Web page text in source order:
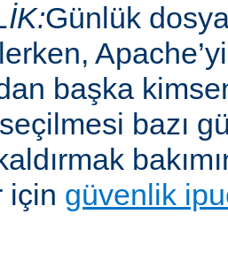
Günlük
başka
bazı
için güvenlik